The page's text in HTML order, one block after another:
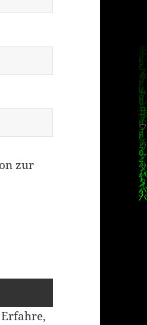
zur
Erfahre,